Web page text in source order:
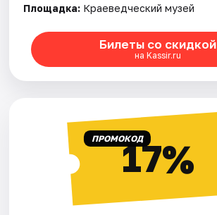
Площадка: Краеведческий музей
Билеты со скидкой
на Kassir.ru
ПРОМОКОД17%